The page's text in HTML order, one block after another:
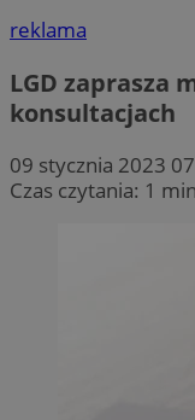
reklama
LGD zaprasza
konsultacjach
09 stycznia 2023
Czas czytania: 1